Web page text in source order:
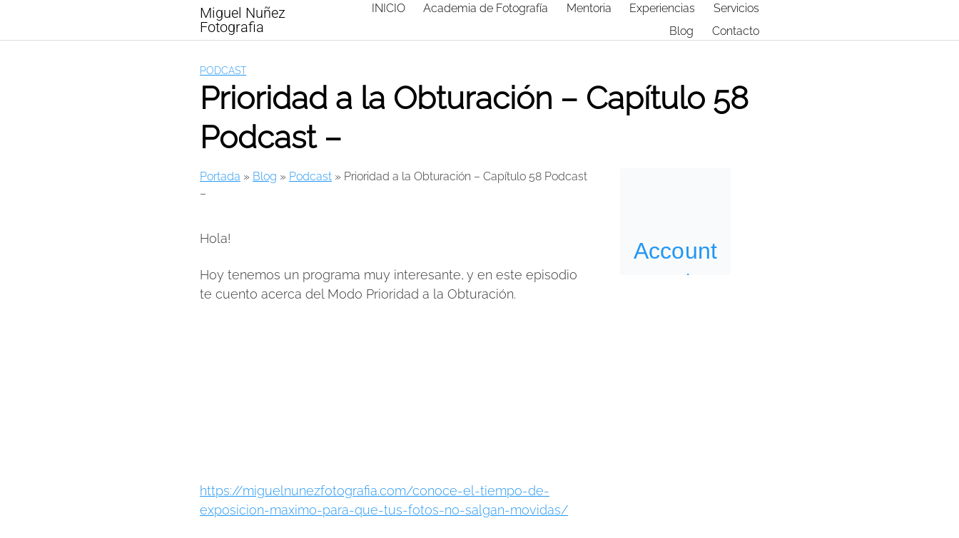
content
Miguel Nuñez
Fotografia
INICIO Academia de Fotografía Mentoria Experiencias
Servicios
Blog
Contacto
PODCAST
Prioridad a la Obturación – Capítulo 58
Podcast –
Portada » Blog » Podcast » Prioridad a la Obturación – Capítulo 58 Podcast
–
Hola!
Hoy tenemos un programa muy interesante, y en este episodio
te cuento acerca del Modo Prioridad a la Obturación.
https://miguelnunezfotografia.com/conoce-el-tiempo-de-
exposicion-maximo-para-que-tus-fotos-no-salgan-movidas/